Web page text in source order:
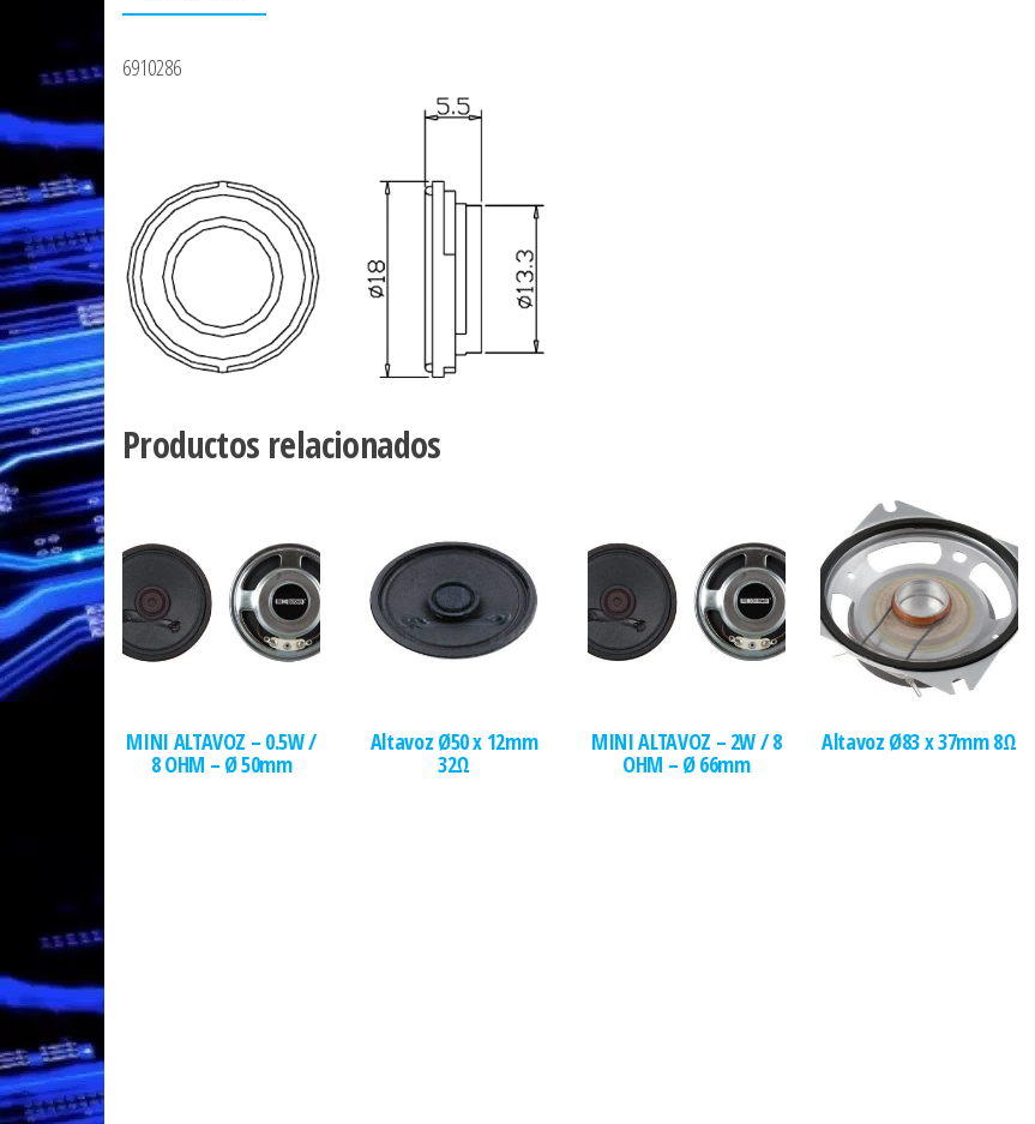
6910286
Productos relacionados
MINI ALTAVOZ – 0.5W /
8 OHM – Ø 50mm
Altavoz Ø50 x 12mm
32Ω
MINI ALTAVOZ – 2W / 8
OHM – Ø 66mm
Altavoz Ø83 x 37mm 8Ω